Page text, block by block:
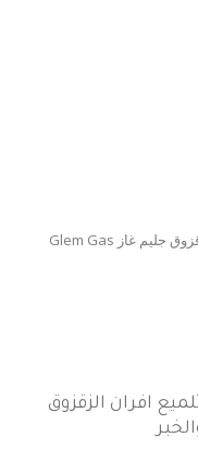
رقم وكيل جليم غاز الصيانة - 920004111 Glem Gas | صيانة افران - تلميع افران - تنظيف افران - تلميع افران الزقزوق جليم غاز Glem Gas
افران - تلميع افران الزقزوق